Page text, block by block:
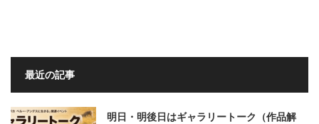
最近の記事
明日・明後日はギャラリートーク（作品解